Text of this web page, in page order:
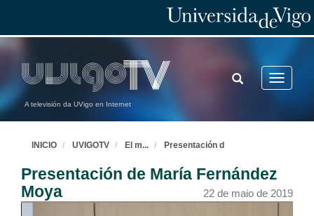
A televisión da UVigo en Internet
Toggle
TOGGLE
SEARCH
INICIO UVIGOTV El m... Presentación d
Presentación de María Fernández
Moya
22 de maio de 2019